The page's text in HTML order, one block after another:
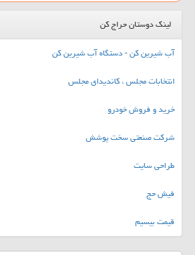
لینک دوستان حراج کن
آب شیرین کن - دستگاه آب شیرین کن
انتخابات مجلس ، کاندیدای مجلس
خرید و فروش خودرو
شرکت صنعتی سخت پوشش
طراحی سایت
فیش حج
قیمت بیسیم